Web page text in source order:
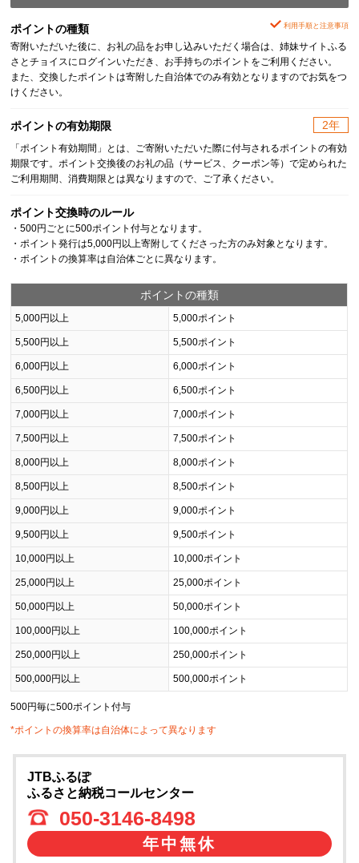
ポイントの種類 利用手順と注意事項
寄附いただいた後に、お礼の品をお申し込みいただく場合は、姉妹サイトふる
さとチョイスにログインいただき、お手持ちのポイントをご利用ください。
また、交換したポイントは寄附した自治体でのみ有効となりますのでお気をつ
けください。
ポイントの有効期限 2年
「ポイント有効期間」とは、ご寄附いただいた際に付与されるポイントの有効
期限です。ポイント交換後のお礼の品（サービス、クーポン等）で定められた
ご利用期間、消費期限とは異なりますので、ご了承ください。
ポイント交換時のルール
・500円ごとに500ポイント付与となります。
・ポイント発行は5,000円以上寄附してくださった方のみ対象となります。
・ポイントの換算率は自治体ごとに異なります。
ポイントの種類
5,000円以上 5,000ポイント
5,500円以上 5,500ポイント
6,000円以上 6,000ポイント
6,500円以上 6,500ポイント
7,000円以上 7,000ポイント
7,500円以上 7,500ポイント
8,000円以上 8,000ポイント
8,500円以上 8,500ポイント
9,000円以上 9,000ポイント
9,500円以上 9,500ポイント
10,000円以上 10,000ポイント
25,000円以上 25,000ポイント
50,000円以上 50,000ポイント
100,000円以上 100,000ポイント
250,000円以上 250,000ポイント
500,000円以上 500,000ポイント
500円毎に500ポイント付与
*ポイントの換算率は自治体によって異なります
JTBふるぽ
ふるさと納税コールセンター
050-3146-8498
年中無休